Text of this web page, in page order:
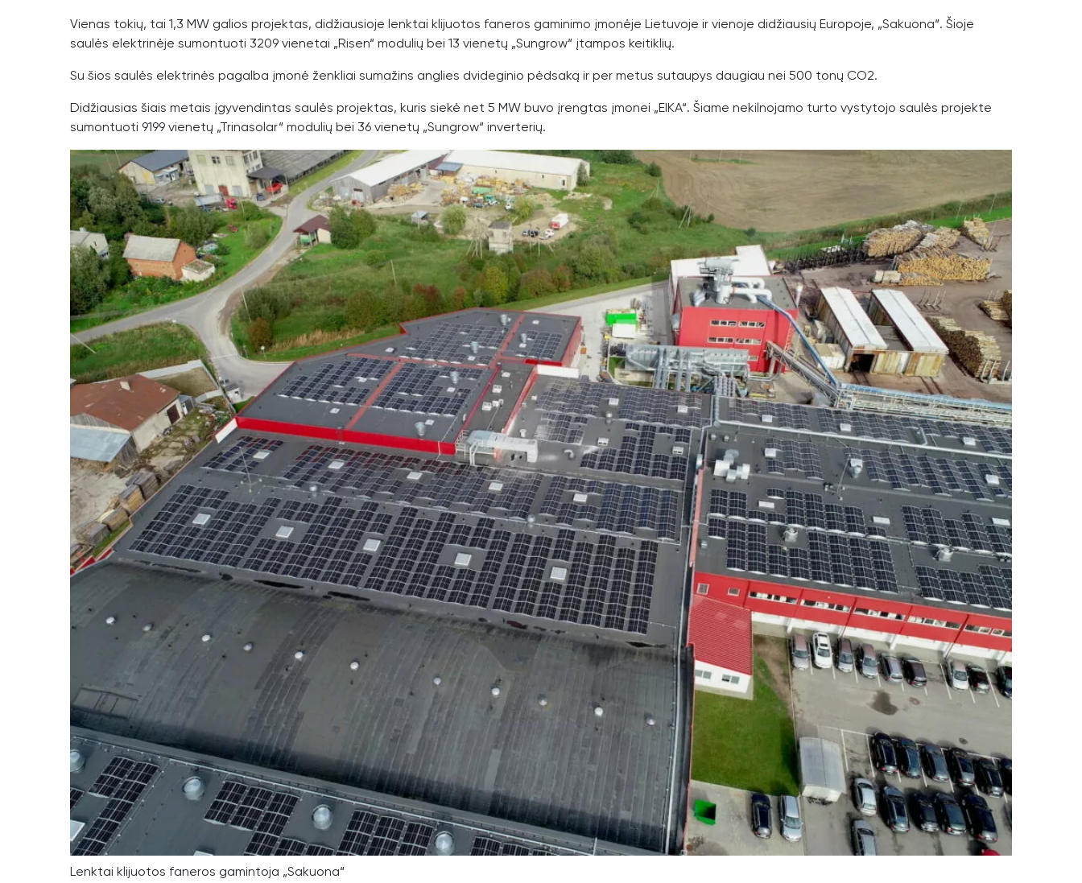
Vienas tokių, tai 1,3 MW galios projektas, didžiausioje lenktai klijuotos faneros gaminimo įmonėje Lietuvoje ir vienoje didžiausių Europoje, „Sakuona“. Šioje
saulės elektrinėje sumontuoti 3209 vienetai „Risen“ modulių bei 13 vienetų „Sungrow“ įtampos keitiklių.
Su šios saulės elektrinės pagalba įmonė ženkliai sumažins anglies dvideginio pėdsaką ir per metus sutaupys daugiau nei 500 tonų CO2.
Didžiausias šiais metais įgyvendintas saulės projektas, kuris siekė net 5 MW buvo įrengtas įmonei „EIKA“. Šiame nekilnojamo turto vystytojo saulės projekte
sumontuoti 9199 vienetų „Trinasolar“ modulių bei 36 vienetų „Sungrow“ inverterių.
Lenktai klijuotos faneros gamintoja „Sakuona“